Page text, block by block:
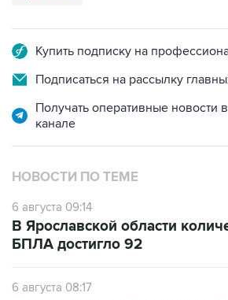
Купить подписку на
Подписаться на рассылку
Получать оперативные новости
канале
НОВОСТИ ПО ТЕМЕ
6 августа 09:14
В Ярославской области
БПЛА достигло 92
6 августа 08:17